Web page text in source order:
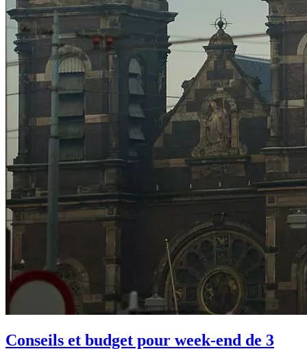
Conseils et budget pour week-end de 3